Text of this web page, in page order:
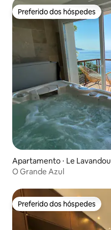
Preferido dos hóspedes
Preferido dos hóspedes
Apartamento ⋅ Le Lavandou
O Grande Azul
Preferido dos hóspedes
Preferido dos hóspedes